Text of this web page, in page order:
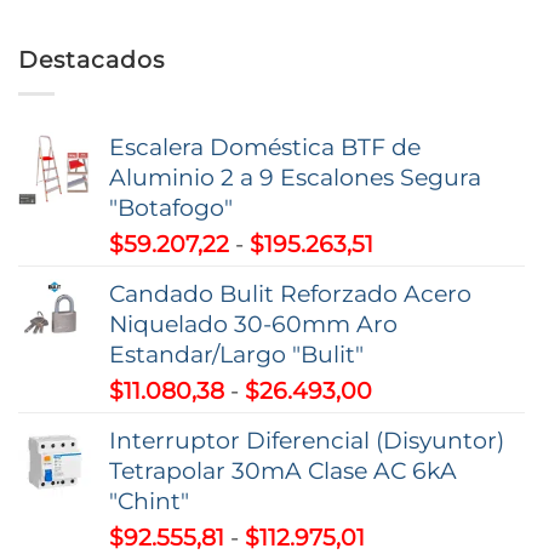
Destacados
Escalera Doméstica BTF de
Aluminio 2 a 9 Escalones Segura
"Botafogo"
$59.207,22 - $195.263,51
precios:
desde
Candado Bulit Reforzado Acero
Niquelado 30-60mm Aro
Estandar/Largo "Bulit"
$11.080,38 - $26.493,00Rango
precios:
desde
Interruptor Diferencial (Disyuntor)
Tetrapolar 30mA Clase AC 6kA
"Chint"
$92.555,81 - $112.975,01